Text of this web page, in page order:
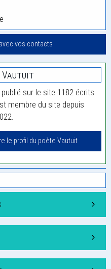
vos contacts
Vautuit
sur le site 1182 écrits.
membre du site depuis
le profil du poète Vautuit